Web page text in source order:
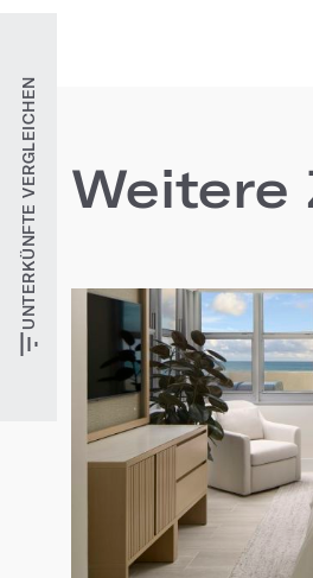
UNTERKÜNFTE VERGLEICHEN Weitere